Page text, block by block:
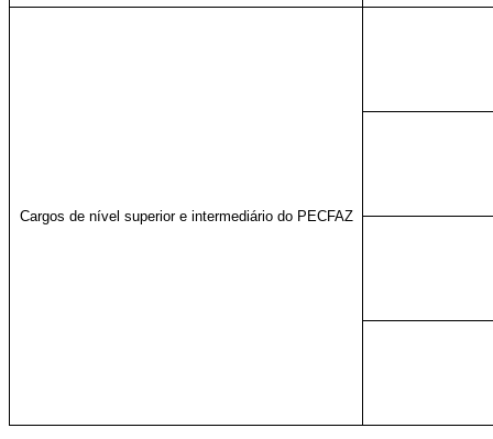
Cargos de nível superior e intermediário do PECFAZ